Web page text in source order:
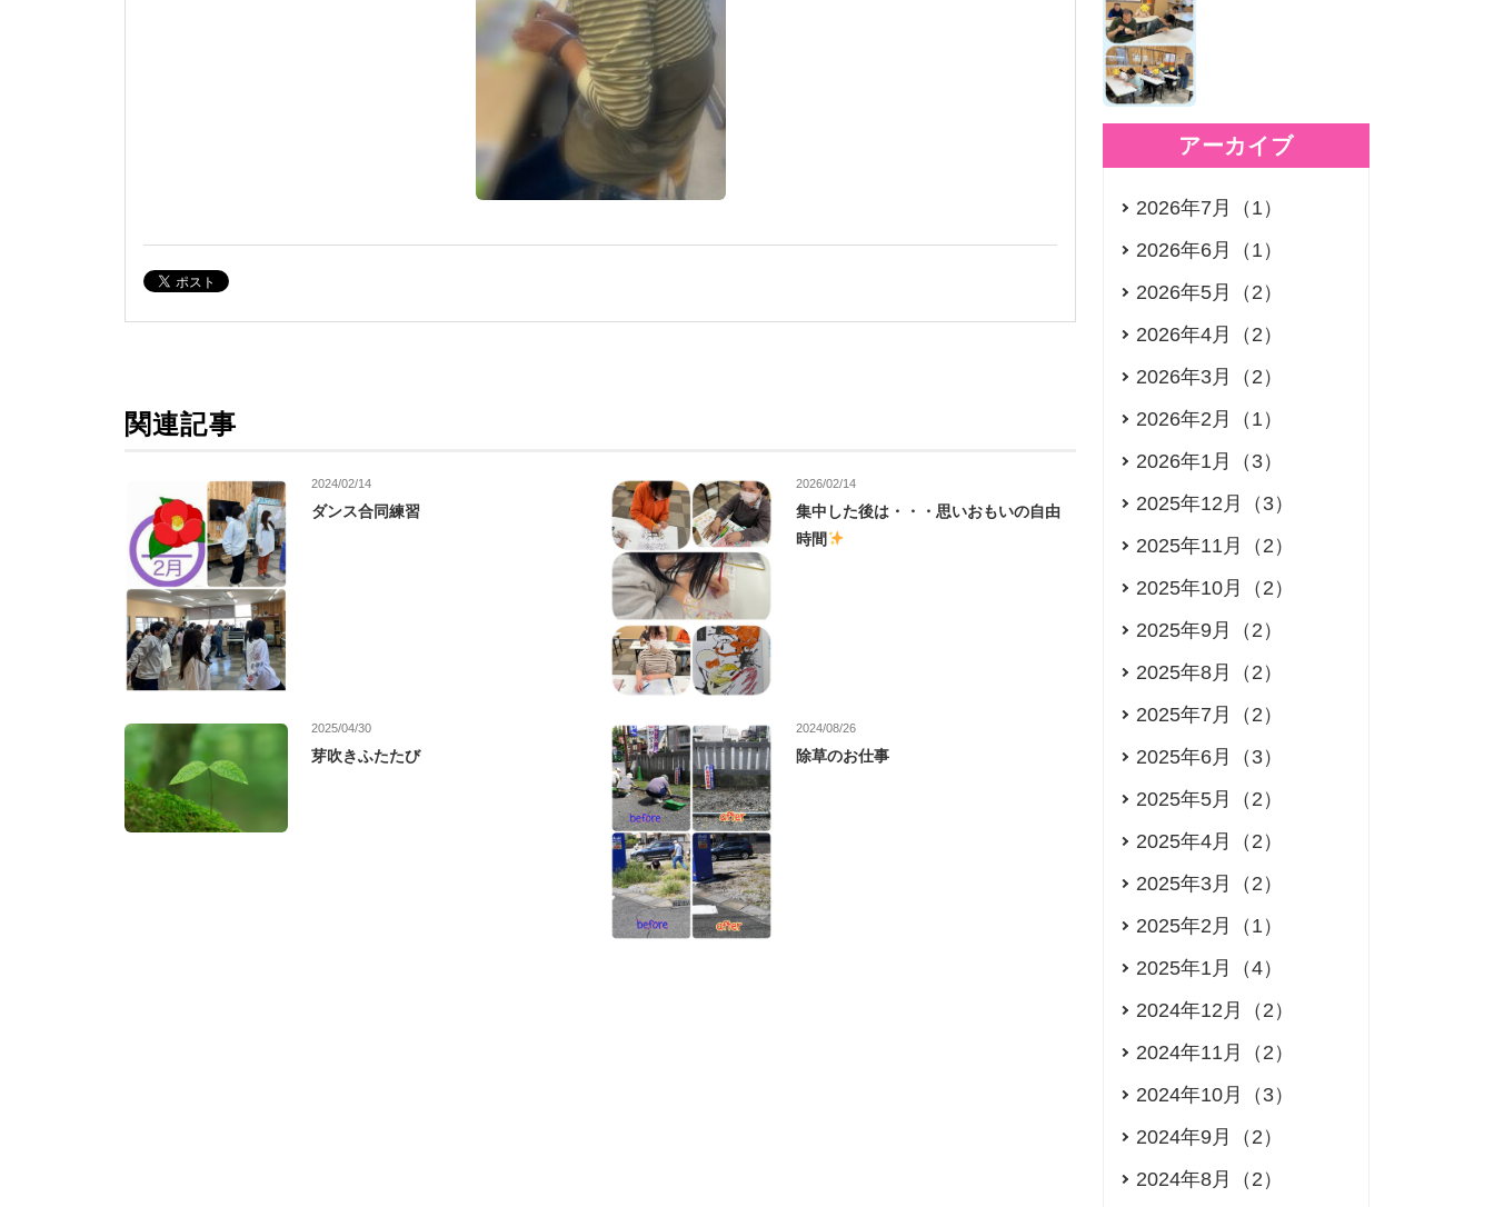
関連記事
2024/02/14
ダンス合同練習
2026/02/14
集中した後は・・・思いおもいの自由
時間
2025/04/30
芽吹きふたたび
2024/08/26
除草のお仕事
アーカイブ
2026年7月（1）
2026年6月（1）
2026年5月（2）
2026年4月（2）
2026年3月（2）
2026年2月（1）
2026年1月（3）
2025年12月（3）
2025年11月（2）
2025年10月（2）
2025年9月（2）
2025年8月（2）
2025年7月（2）
2025年6月（3）
2025年5月（2）
2025年4月（2）
2025年3月（2）
2025年2月（1）
2025年1月（4）
2024年12月（2）
2024年11月（2）
2024年10月（3）
2024年9月（2）
2024年8月（2）